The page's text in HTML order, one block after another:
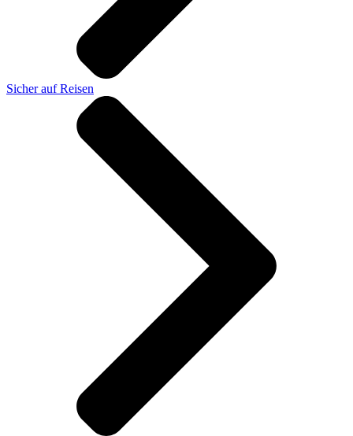
Sicher auf Reisen